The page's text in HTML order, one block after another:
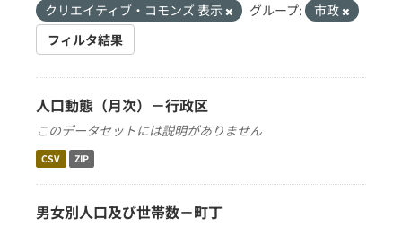
クリエイティブ・コモンズ 表示
グループ:
市政
フィルタ結果
人口動態（月次）－行政区
このデータセットには説明がありません
CSV ZIP
男女別人口及び世帯数－町丁